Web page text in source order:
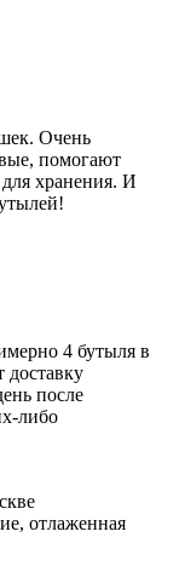
Очень
помогают
хранения. И
4 бутыля в
доставку
после
либо
отлаженная